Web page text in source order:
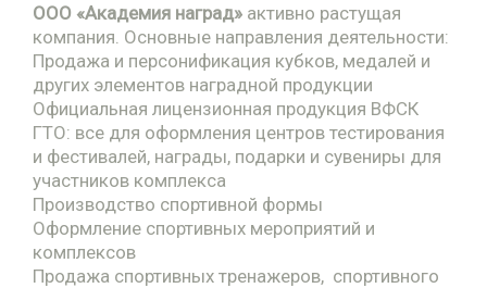
ООО «Академия наград» активно растущая
компания. Основные направления деятельности:
Продажа и персонификация кубков, медалей и
других элементов наградной продукции
Официальная лицензионная продукция ВФСК
ГТО: все для оформления центров тестирования
и фестивалей, награды, подарки и сувениры для
участников комплекса
Производство спортивной формы
Оформление спортивных мероприятий и
комплексов
Продажа спортивных тренажеров, спортивного